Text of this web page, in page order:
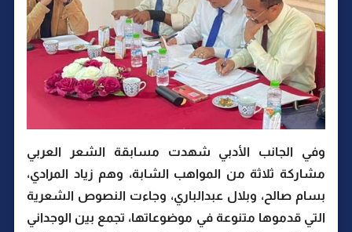
وفي الجانب الأدبي شهدت مسابقة الشعر العربي
مشاركة ثلاثة من المواهب الشابة، وهم زياد المرادي،
بسام صالح، وبلال عبدالباري، وجاءت النصوص الشعرية
التي قدموها متنوعة في موضوعاتها، تجمع بين الوجداني